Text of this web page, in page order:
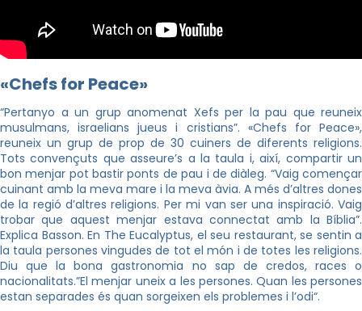
«Chefsfor Peace»
“Pertanyo a un grup anomenat Xefs per la pau que reuneix
musulmans, israelians jueus i cristians”. «Chefs forPeace»,
reuneix un grup de prop de 30 cuiners de diferents religions.
Tots convençuts que asseure’s a la taula i, així, compartir un
bon menjar pot bastir ponts de pau i de diàleg. “Vaig començar
cuinant amb la meva mare i la meva àvia. A més d’altres dones
de la regió d’altres religions. Per mi van ser una inspiració. Vaig
trobar que aquest menjar estava connectat amb la Bíblia”.
Explica Basson. En The Eucalyptus, el seu restaurant, se sentin a
la taula persones vingudes de tot el món i de totes les religions.
Diu que la bona gastronomia no sap de credos, races o
nacionalitats.”El menjar uneix a les persones. Quan les persones
estan separades és quan sorgeixen els problemes i l’odi“.